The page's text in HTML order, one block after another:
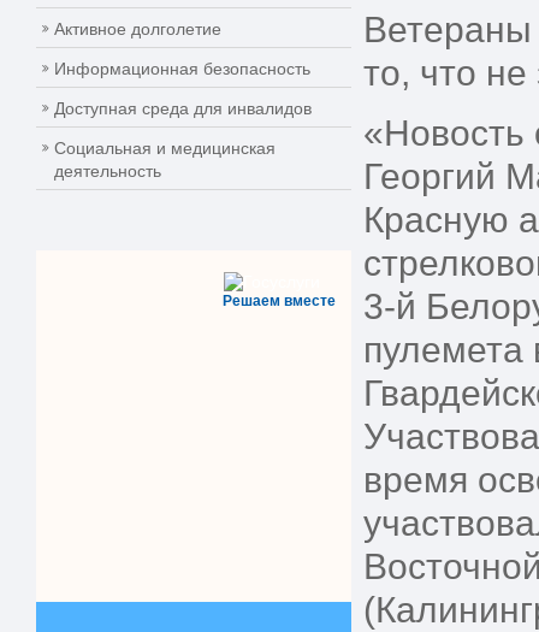
Активное долголетие
Информационная безопасность
Доступная среда для инвалидов
Социальная и медицинская
деятельность
Решаем вместе
Ветераны
то, что
«Новость
Георгий
Красную
3-й
пулемета
время